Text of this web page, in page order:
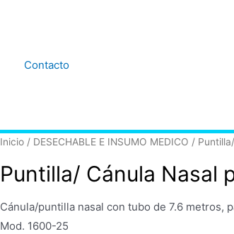
Contacto
Inicio / DESECHABLE E INSUMO MEDICO /
Puntilla/ Cánula Nasal
Cánula/puntilla nasal con tubo de 7.6 metros,
Mod. 1600-25